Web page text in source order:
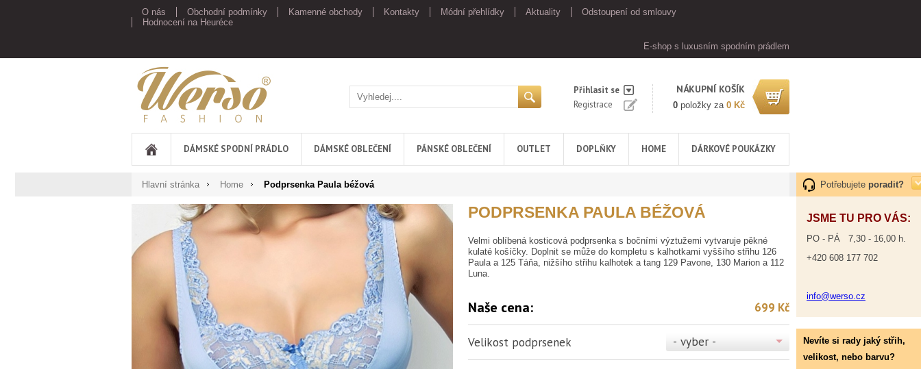
O nás Obchodní podmínky Kamenné obchody Kontakty Módní přehlídky Aktuality
Odstoupení od smlouvy
Hodnocení na Heuréce
E-shop s luxusním spodním prádlem
Werso
Přihlasit se
Registrace
NÁKUPNÍ KOŠÍK
0 položky za 0 Kč
DÁMSKÉ SPODNÍ PRÁDLO DÁMSKÉ OBLEČENÍ PÁNSKÉ OBLEČENÍ OUTLET DOPLŇKY HOME DÁRKOVÉ POUKÁZKY
Potřebujete poradit?
JSME TU PRO VÁS:
PO - PÁ 7,30 - 16,00 h.
+420 608 177 702
info@werso.cz
Nevíte si rady jaký střih,
velikost, nebo barvu?
Hlavní stránka Home Podprsenka Paula béžová
PODPRSENKA PAULA BÉŽOVÁ
Velmi oblíbená kosticová podprsenka s bočními výztužemi vytvaruje pěkné
kulaté košíčky. Doplnit se může do kompletu s kalhotkami vyššího střihu 126
Paula a 125 Táňa, nižšího střihu kalhotek a tang 129 Pavone, 130 Marion a 112
Luna.
Naše cena: 699 Kč
Velikost podprsenek - vyber -